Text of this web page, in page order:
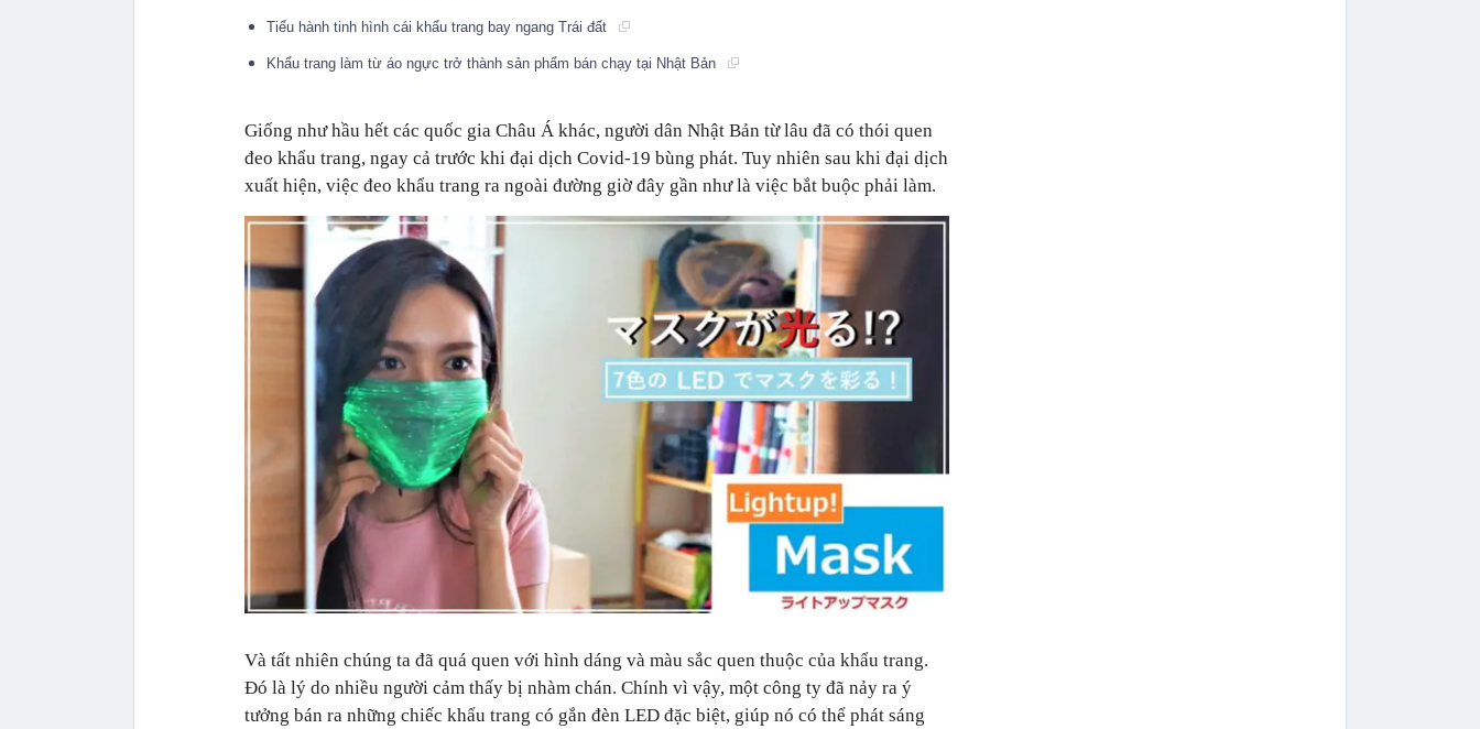
Tiểu hành tinh hình cái khẩu trang bay ngang Trái đất
Khẩu trang làm từ áo ngực trở thành sản phẩm bán chạy tại Nhật Bản
Giống như hầu hết các quốc gia Châu Á khác, người dân Nhật Bản từ lâu đã có thói quen
đeo khẩu trang, ngay cả trước khi đại dịch Covid-19 bùng phát. Tuy nhiên sau khi đại dịch
xuất hiện, việc đeo khẩu trang ra ngoài đường giờ đây gần như là việc bắt buộc phải làm.
Và tất nhiên chúng ta đã quá quen với hình dáng và màu sắc quen thuộc của khẩu trang.
Đó là lý do nhiều người cảm thấy bị nhàm chán. Chính vì vậy, một công ty đã nảy ra ý
tưởng bán ra những chiếc khẩu trang có gắn đèn LED đặc biệt, giúp nó có thể phát sáng